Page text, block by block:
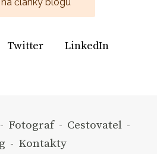
Twitter LinkedIn
- Fotograf- Cestovatel-
- Kontakty